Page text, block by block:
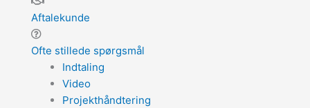
Aftalekunde
Ofte stillede spørgsmål
Indtaling
Video
Projekthåndtering